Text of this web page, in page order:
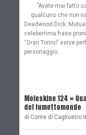
"Avete mai fatto
qualcuno che non
Deadwood Dick.
celeberrima frase
“Gran Torino” serve
personaggio...
Moleskine 124 »
del fumettomondo
di Conte di Cagliostro